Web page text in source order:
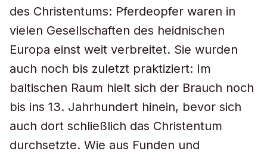
des Christentums: Pferdeopfer waren in
vielen Gesellschaften des heidnischen
Europa einst weit verbreitet. Sie wurden
auch noch bis zuletzt praktiziert: Im
baltischen Raum hielt sich der Brauch noch
bis ins 13. Jahrhundert hinein, bevor sich
auch dort schließlich das Christentum
durchsetzte. Wie aus Funden und